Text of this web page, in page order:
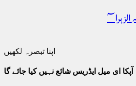
اپنا تبصرہ لکھیں
آپکا ای میل ایڈریس شائع نہیں کیا جائے گا